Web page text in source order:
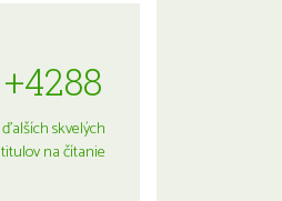
+4288
ďalších skvelých
titulov na čítanie